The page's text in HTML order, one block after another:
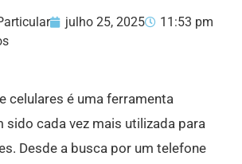
julho 25, 2025
11:53 pm
celulares é uma ferramenta
sido cada vez mais utilizada para
Desde a busca por um telefone